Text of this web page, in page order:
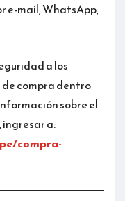
e-mail, WhatsApp,
a los
de compra dentro
sobre el
ingresar a:
compra-